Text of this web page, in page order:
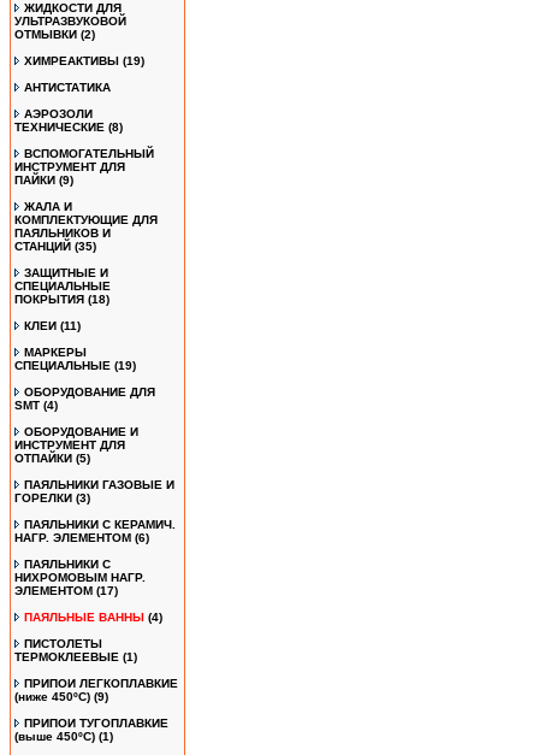
ЖИДКОСТИ ДЛЯ
УЛЬТРАЗВУКОВОЙ
ОТМЫВКИ (2)
ХИМРЕАКТИВЫ (19)
АНТИСТАТИКА
АЭРОЗОЛИ
ТЕХНИЧЕСКИЕ (8)
ВСПОМОГАТЕЛЬНЫЙ
ИНСТРУМЕНТ ДЛЯ
ПАЙКИ (9)
ЖАЛА И
КОМПЛЕКТУЮЩИЕ ДЛЯ
ПАЯЛЬНИКОВ И
СТАНЦИЙ (35)
ЗАЩИТНЫЕ И
СПЕЦИАЛЬНЫЕ
ПОКРЫТИЯ (18)
КЛЕИ (11)
МАРКЕРЫ
СПЕЦИАЛЬНЫЕ (19)
ОБОРУДОВАНИЕ ДЛЯ
SMT (4)
ОБОРУДОВАНИЕ И
ИНСТРУМЕНТ ДЛЯ
ОТПАЙКИ (5)
ПАЯЛЬНИКИ ГАЗОВЫЕ И
ГОРЕЛКИ (3)
ПАЯЛЬНИКИ С КЕРАМИЧ.
НАГР. ЭЛЕМЕНТОМ (6)
ПАЯЛЬНИКИ С
НИХРОМОВЫМ НАГР.
ЭЛЕМЕНТОМ (17)
ПАЯЛЬНЫЕ ВАННЫ (4)
ПИСТОЛЕТЫ
ТЕРМОКЛЕЕВЫЕ (1)
ПРИПОИ ЛЕГКОПЛАВКИЕ
(ниже 450ºС) (9)
ПРИПОИ ТУГОПЛАВКИЕ
(выше 450ºС) (1)